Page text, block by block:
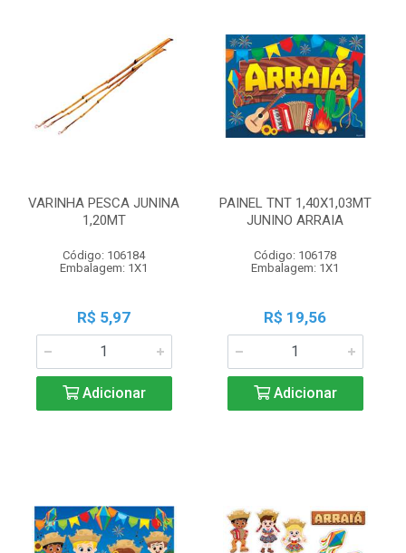
VARINHA PESCA JUNINA
1,20MT
Código: 106184
Embalagem: 1X1
R$ 5,97
Adicionar
PAINEL TNT 1,40X1,03MT
JUNINO ARRAIA
Código: 106178
Embalagem: 1X1
R$ 19,56
Adicionar